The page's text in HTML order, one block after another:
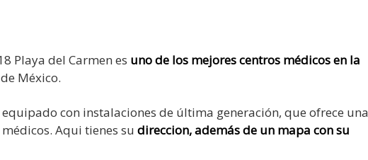
Playa del Carmen es uno de los mejores centros médicos en la
México.
con instalaciones de última generación, que ofrece una
Aqui tienes su direccion, además de un mapa con su